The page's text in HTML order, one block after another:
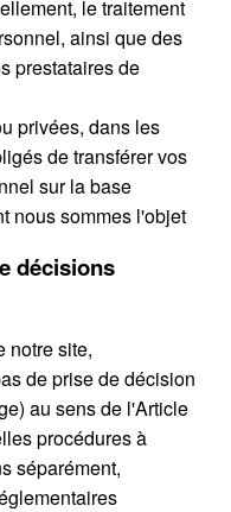
le traitement
ainsi que des
prestataires de
privées, dans les
de transférer vos
sur la base
nous sommes l'objet
décisions
notre site,
de prise de décision
au sens de l'Article
procédures à
séparément,